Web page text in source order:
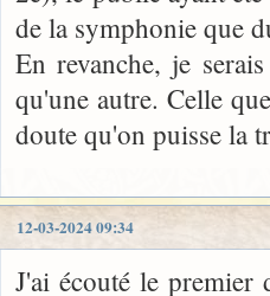
de la symphonie que
En revanche, je
qu'une autre. Celle
doute qu'on puisse la
12-03-2024 09:34
J'ai écouté le premier